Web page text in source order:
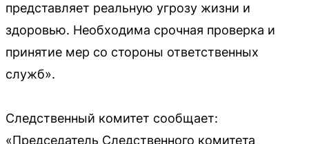
представляет реальную угрозу жизни и
здоровью. Необходима срочная проверка и
принятие мер со стороны ответственных
служб».
Следственный комитет сообщает:
«Председатель Следственного комитета